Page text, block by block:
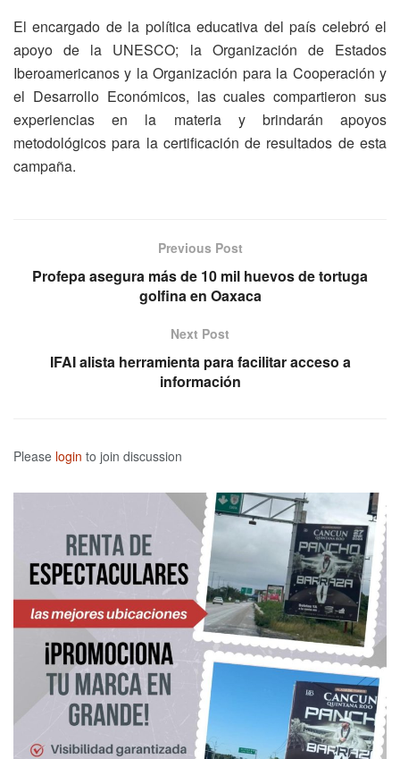
El encargado de la política educativa del país celebró el
apoyo de la UNESCO; la Organización de Estados
Iberoamericanos y la Organización para la Cooperación y
el Desarrollo Económicos, las cuales compartieron sus
experiencias en la materia y brindarán apoyos
metodológicos para la certificación de resultados de esta
campaña.
Previous Post
Profepa asegura más de 10 mil huevos de tortuga
golfina en Oaxaca
Next Post
IFAI alista herramienta para facilitar acceso a
información
Please login to join discussion